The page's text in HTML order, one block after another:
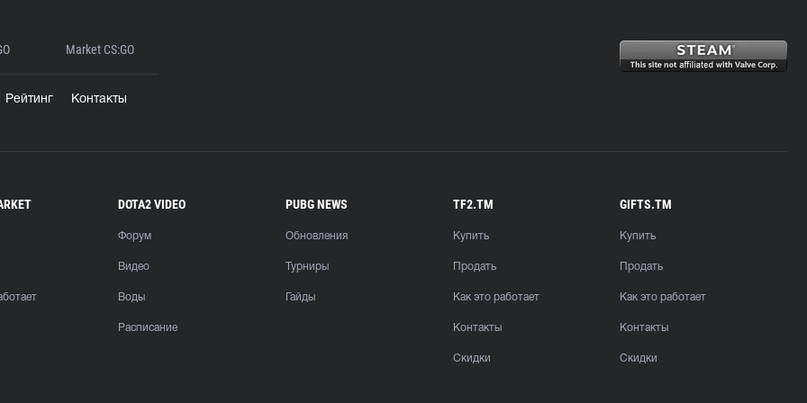
Market CS:GO
Рейтинг Контакты
DOTA2 VIDEO
Форум
Видео
Воды
Расписание
PUBG NEWS
Обновления
Турниры
Гайды
TF2.TM
Купить
Продать
Как это работает
Контакты
Скидки
GIFTS.TM
Купить
Продать
Как это работает
Контакты
Скидки